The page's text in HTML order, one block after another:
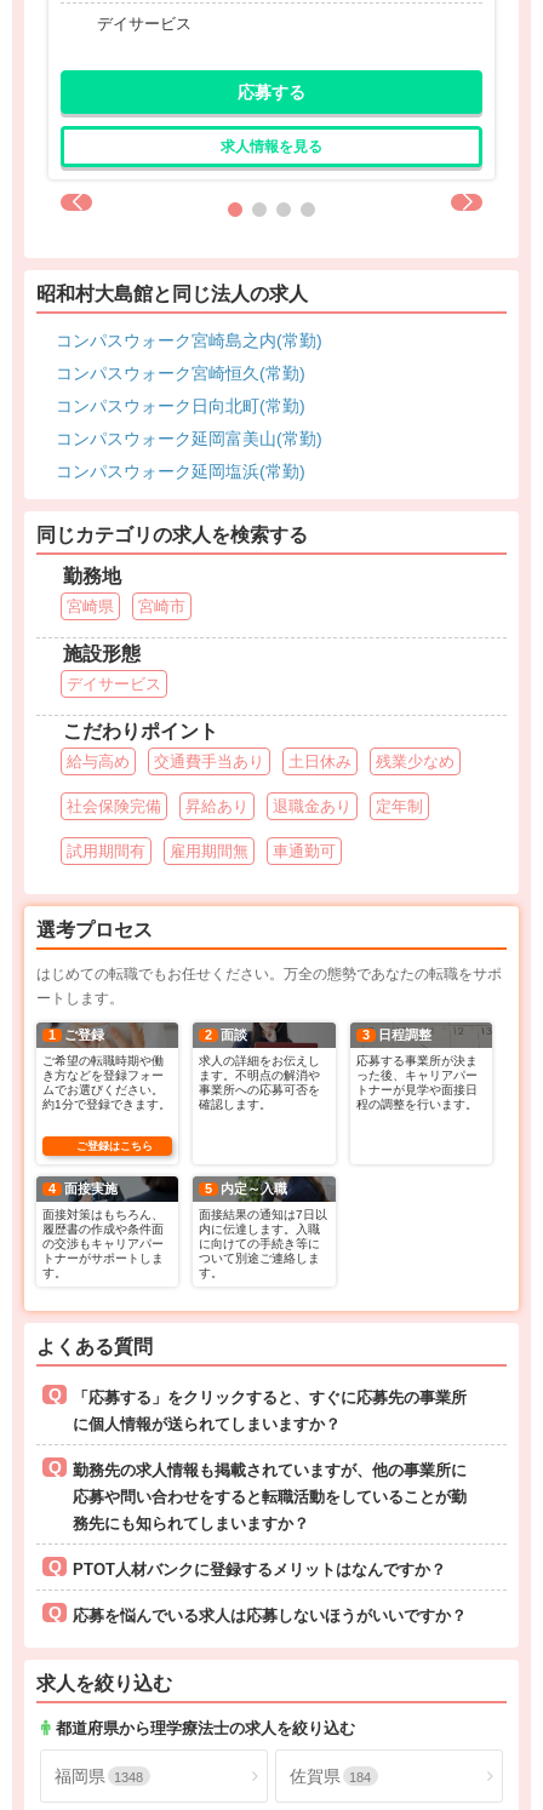
デイサービス
応募する
求人情報を見る
昭和村大島館と同じ法人の求人
コンパスウォーク宮崎島之内(常勤)
コンパスウォーク宮崎恒久(常勤)
コンパスウォーク日向北町(常勤)
コンパスウォーク延岡富美山(常勤)
コンパスウォーク延岡塩浜(常勤)
同じカテゴリの求人を検索する
勤務地
宮崎県 宮崎市
施設形態
デイサービス
こだわりポイント
給与高め 交通費手当あり 土日休み 残業少なめ
社会保険完備 昇給あり 退職金あり 定年制
試用期間有 雇用期間無 車通勤可
選考プロセス
はじめての転職でもお任せください。万全の態勢であなたの転職をサポ
ートします。
1 ご登録
ご希望の転職時期や働
き方などを登録フォー
ムでお選びください。
約1分で登録できます。
ご登録はこちら
2 面談
求人の詳細をお伝えし
ます。不明点の解消や
事業所への応募可否を
確認します。
3 日程調整
応募する事業所が決ま
った後、キャリアパー
トナーが見学や面接日
程の調整を行います。
4 面接実施
面接対策はもちろん、
履歴書の作成や条件面
の交渉もキャリアパー
トナーがサポートしま
す。
5 内定～入職
面接結果の通知は7日以
内に伝達します。入職
に向けての手続き等に
ついて別途ご連絡しま
す。
よくある質問
「応募する」をクリックすると、すぐに応募先の事業所
に個人情報が送られてしまいますか？
勤務先の求人情報も掲載されていますが、他の事業所に
応募や問い合わせをすると転職活動をしていることが勤
務先にも知られてしまいますか？
PTOT人材バンクに登録するメリットはなんですか？
応募を悩んでいる求人は応募しないほうがいいですか？
求人を絞り込む
都道府県から理学療法士の求人を絞り込む
福岡県 1348 佐賀県 184